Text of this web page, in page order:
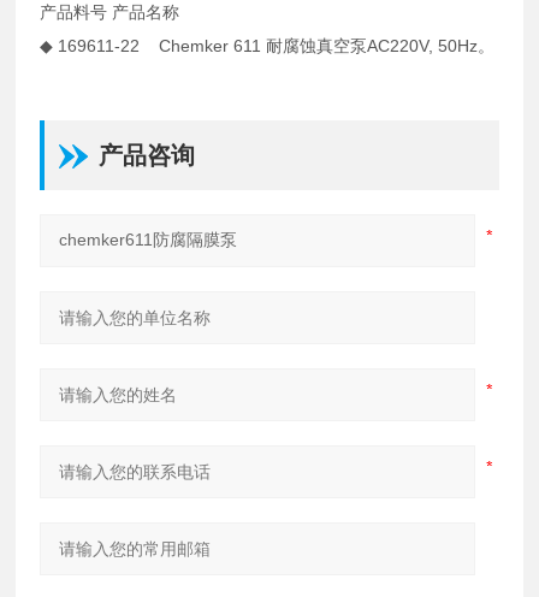
产品料号 产品名称
◆ 169611-22 Chemker 611 耐腐蚀真空泵AC220V, 50Hz。
产品咨询